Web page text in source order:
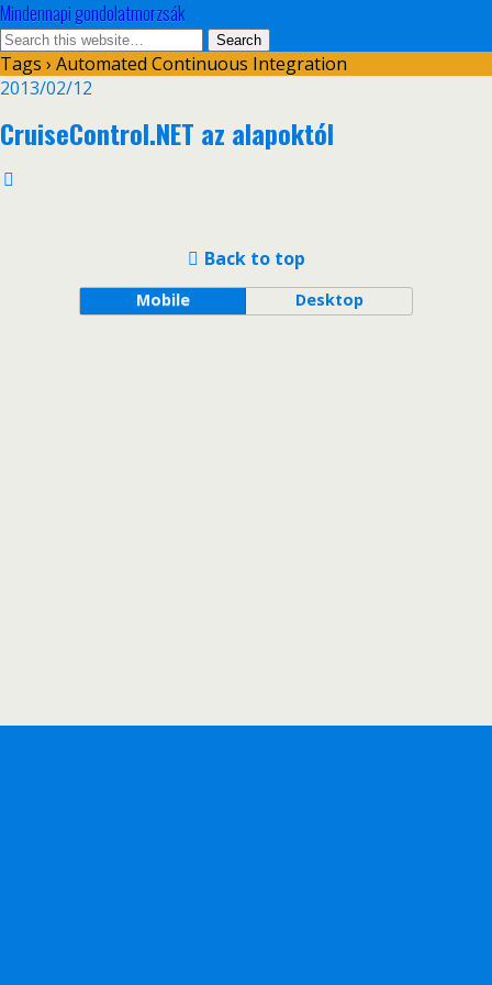
Mindennapi gondolatmorzsák
Tags › Automated Continuous Integration
2013/02/12
CruiseControl.NET az alapoktól
Back to top
Mobile Desktop